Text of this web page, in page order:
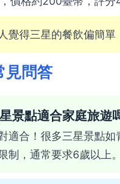
覺得三星的餐飲偏簡單
見問答
景點適合家庭旅遊
適合！很多三星景點
制，通常要求6歲以上。